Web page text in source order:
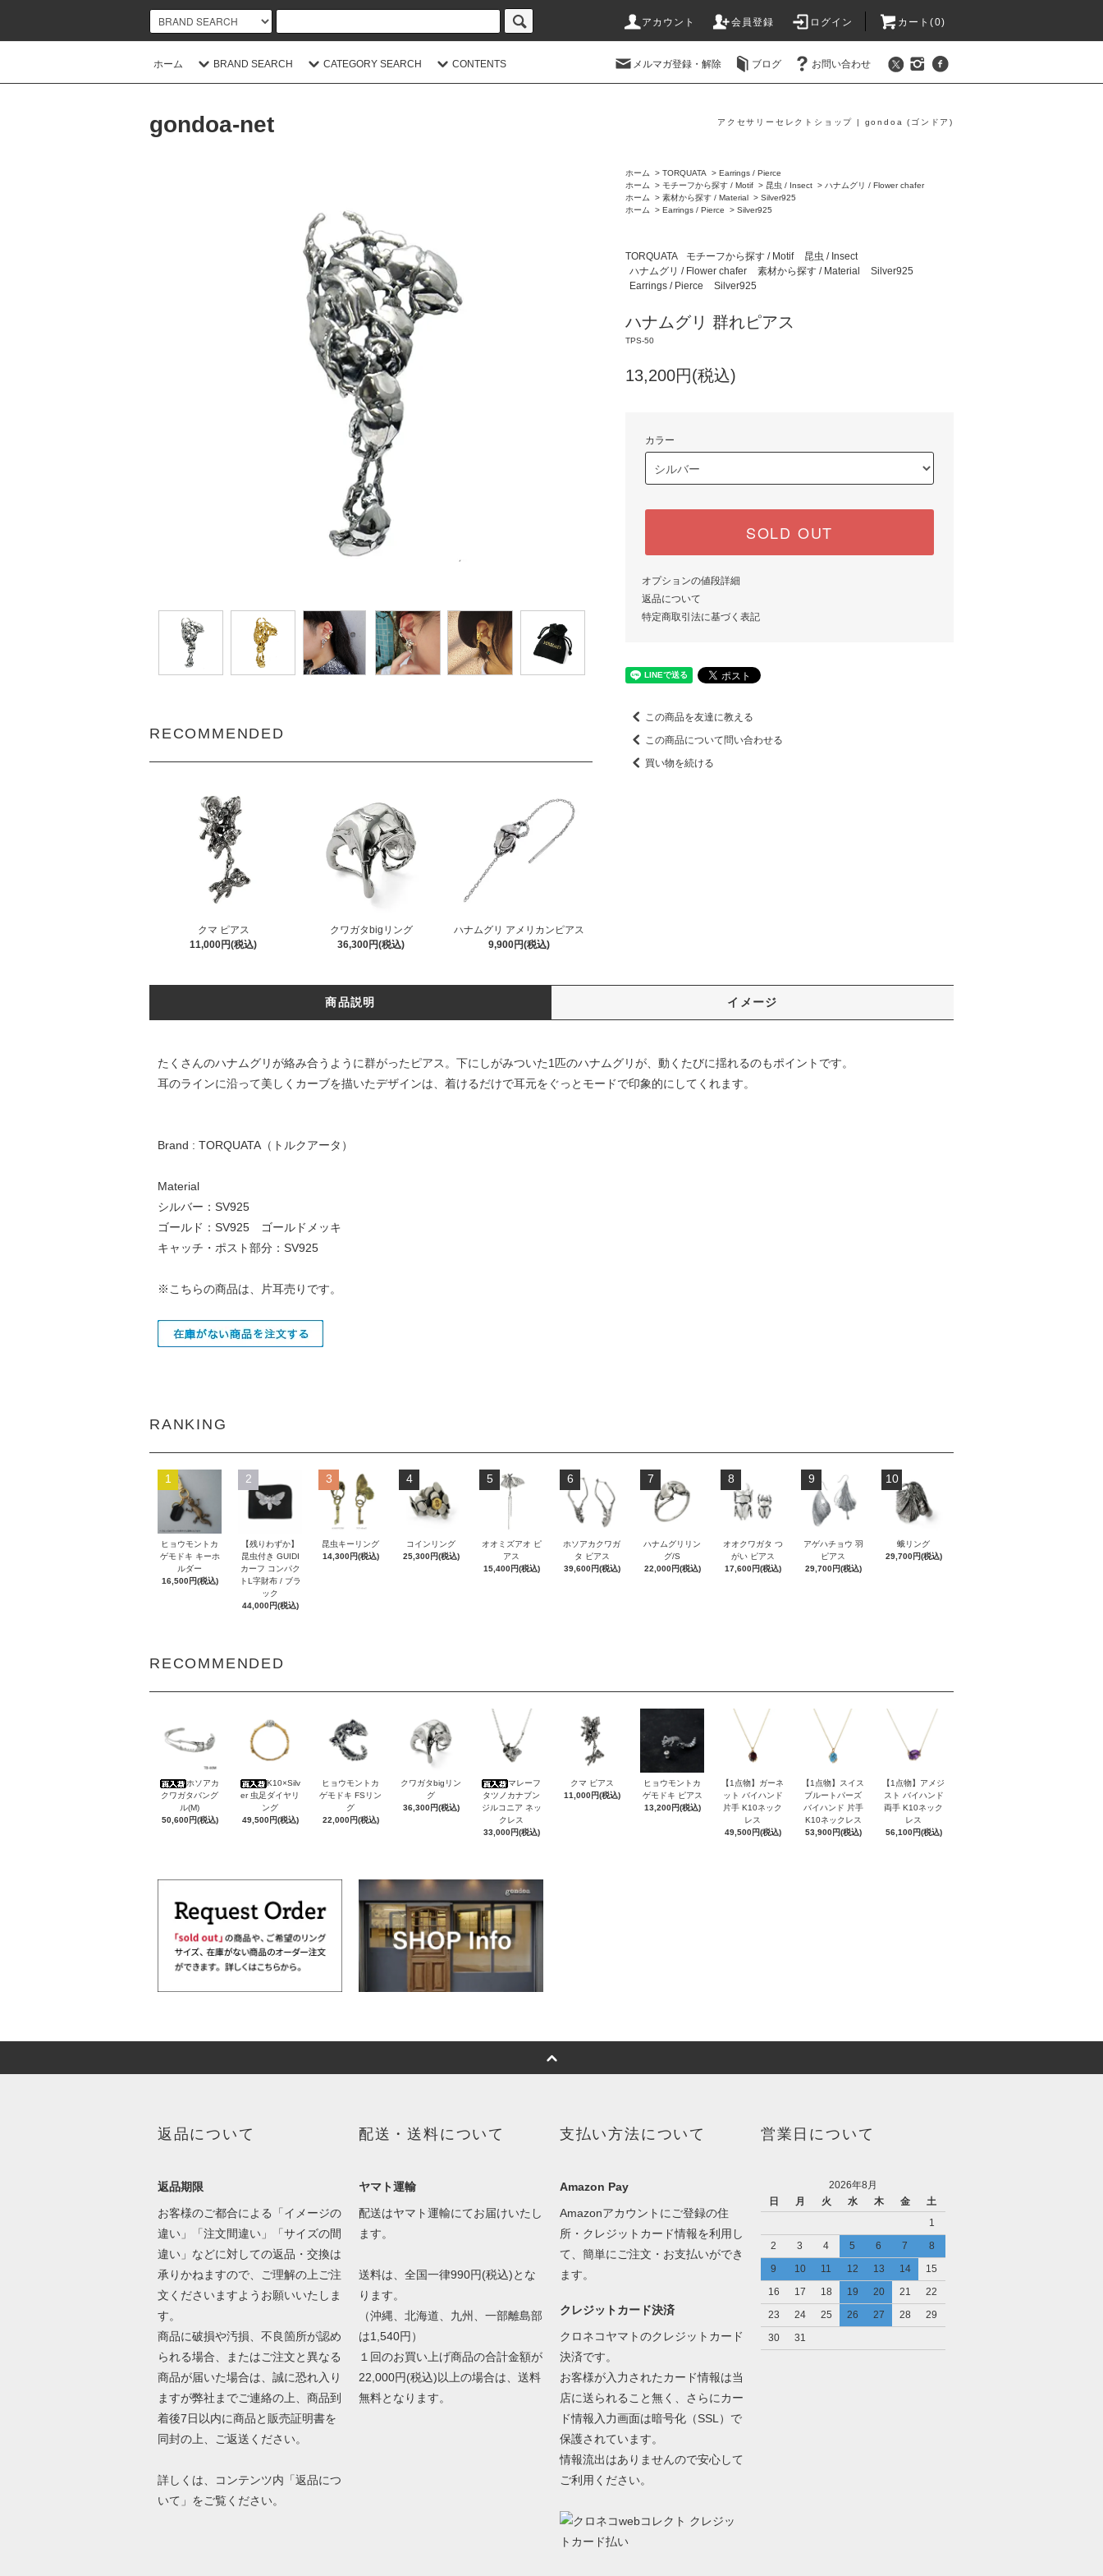
アカウント 会員登録 ログイン カート(0)
ホーム BRAND SEARCH CATEGORY SEARCH CONTENTS メルマガ登録・解除 ブログ お問い合わせ
gondoa-net アクセサリーセレクトショップ | gondoa (ゴンドア)
RECOMMENDED
クマ ピアス
11,000円(税込)
クワガタbigリング
36,300円(税込)
ハナムグリ アメリカンピアス
9,900円(税込)
ホーム > TORQUATA > Earrings / Pierce
ホーム
> モチーフから探す / Motif > 昆虫 / Insect > ハナムグリ / Flower chafer
ホーム
> 素材から探す / Material > Silver925
ホーム
> Earrings / Pierce > Silver925
TORQUATA モチーフから探す / Motif
昆虫 / Insect
ハナムグリ / Flower chafer
素材から探す / Material
Silver925
Earrings / Pierce
Silver925
ハナムグリ 群れピアス
TPS-50
13,200円(税込)
カラー
SOLD OUT
オプションの値段詳細
返品について
特定商取引法に基づく表記
この商品を友達に教える
この商品について問い合わせる
買い物を続ける
商品説明 イメージ
たくさんのハナムグリが絡み合うように群がったピアス。下にしがみついた1匹のハナムグリが、動くたびに揺れるのもポイントです。
耳のラインに沿って美しくカーブを描いたデザインは、着けるだけで耳元をぐっとモードで印象的にしてくれます。
Brand : TORQUATA（トルクアータ）
Material
シルバー：SV925
ゴールド：SV925 ゴールドメッキ
キャッチ・ポスト部分：SV925
※こちらの商品は、片耳売りです。
RANKING
1
ヒョウモントカ
ゲモドキ キーホ
ルダー
16,500円(税込)
2
【残りわずか】
昆虫付き GUIDI
カーフ コンパク
トL字財布 / ブラ
ック
44,000円(税込)
3
昆虫キーリング
14,300円(税込)
4
コインリング
25,300円(税込)
5
オオミズアオ ピ
アス
15,400円(税込)
6
ホソアカクワガ
タ ピアス
39,600円(税込)
7
ハナムグリリン
グ/S
22,000円(税込)
8
オオクワガタ つ
がい ピアス
17,600円(税込)
9
アゲハチョウ 羽
ピアス
29,700円(税込)
10
蛾リング
29,700円(税込)
RECOMMENDED
ホソアカ
クワガタバング
ル(M)
50,600円(税込)
K10×Silv
er 虫足ダイヤリ
ング
49,500円(税込)
ヒョウモントカ
ゲモドキ FSリン
グ
22,000円(税込)
クワガタbigリン
グ
36,300円(税込)
マレーフ
タツノカナブン
ジルコニア ネッ
クレス
33,000円(税込)
クマ ピアス
11,000円(税込)
ヒョウモントカ
ゲモドキ ピアス
13,200円(税込)
【1点物】ガーネ
ット バイハンド
片手 K10ネック
レス
49,500円(税込)
【1点物】スイス
ブルートパーズ
バイハンド 片手
K10ネックレス
53,900円(税込)
【1点物】アメジ
スト バイハンド
両手 K10ネック
レス
56,100円(税込)
返品について
返品期限
お客様のご都合による「イメージの
違い」「注文間違い」「サイズの間
違い」などに対しての返品・交換は
承りかねますので、ご理解の上ご注
文くださいますようお願いいたしま
す。
商品に破損や汚損、不良箇所が認め
られる場合、またはご注文と異なる
商品が届いた場合は、誠に恐れ入り
ますが弊社までご連絡の上、商品到
着後7日以内に商品と販売証明書を
同封の上、ご返送ください。
詳しくは、コンテンツ内「返品につ
いて」をご覧ください。
配送・送料について
ヤマト運輸
配送はヤマト運輸にてお届けいたし
ます。
送料は、全国一律990円(税込)とな
ります。
（沖縄、北海道、九州、一部離島部
は1,540円）
１回のお買い上げ商品の合計金額が
22,000円(税込)以上の場合は、送料
無料となります。
支払い方法について
Amazon Pay
Amazonアカウントにご登録の住
所・クレジットカード情報を利用し
て、簡単にご注文・お支払いができ
ます。
クレジットカード決済
クロネコヤマトのクレジットカード
決済です。
お客様が入力されたカード情報は当
店に送られること無く、さらにカー
ド情報入力画面は暗号化（SSL）で
保護されています。
情報流出はありませんので安心して
ご利用ください。
営業日について
2026年8月
日
月 火 水 木 金
土
1
2
3 4 5 6 7
8
9
10 11 12 13 14
15
16
17 18 19 20 21
22
23
24 25 26 27 28
29
30
31